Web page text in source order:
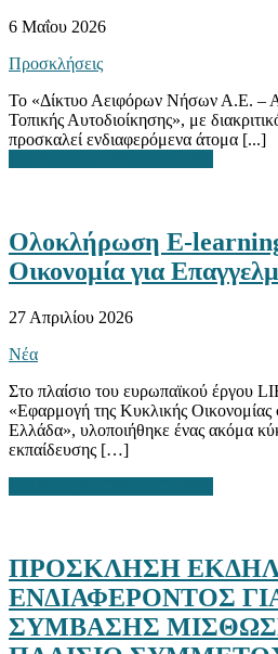
6 Μαΐου 2026
Προσκλήσεις
Το «Δίκτυο Αειφόρων Νήσων Α.Ε. –
Τοπικής Αυτοδιοίκησης», με
προσκαλεί ενδιαφερόμενα άτομα [...]
Ολοκλήρωση E-
Οικονομία για
27 Απριλίου 2026
Νέα
Στο πλαίσιο του ευρωπαϊκού έργου
«Εφαρμογή της Κυκλικής Οικονομίας
Ελλάδα», υλοποιήθηκε ένας ακόμα
εκπαίδευσης […]
ΠΡΟΣΚΛΗΣΗ
ΕΝΔΙΑΦΕΡΟΝΤΟΣ
ΣΥΜΒΑΣΗΣ